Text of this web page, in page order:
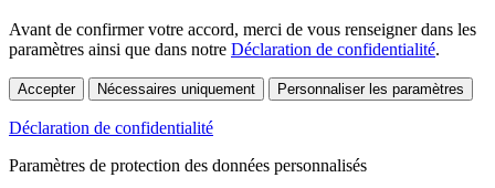
Avant de confirmer votre accord, merci de vous renseigner dans les
paramètres ainsi que dans notre Déclaration de confidentialité.
Accepter Nécessaires uniquement Personnaliser les paramètres
Déclaration de confidentialité
Paramètres de protection des données personnalisés